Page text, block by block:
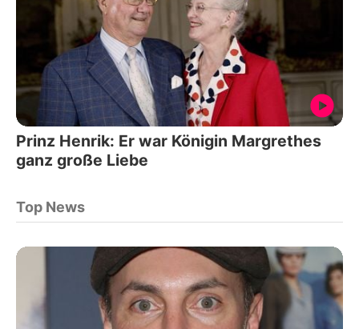
Prinz Henrik: Er war Königin Margrethes
ganz große Liebe
Top News